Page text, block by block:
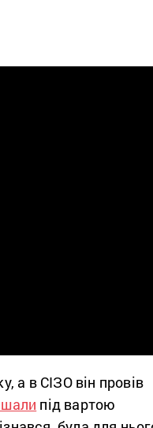
а в СІЗО він провів
під вартою